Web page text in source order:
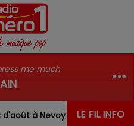
me much
LE FIL INFO
à Nevoy Louis,